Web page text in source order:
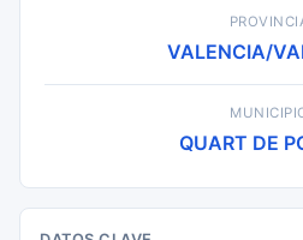
VALENCIA/
QUART DE